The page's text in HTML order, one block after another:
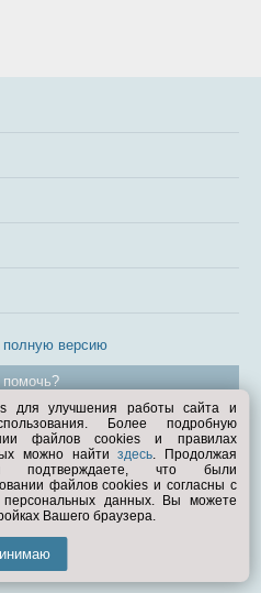
полную версию
1998—2026
для улучшения работы сайта и
Более подробную
файлов cookies и правилах
можно найтиздесь. Продолжая
подтверждаете, что были
файлов cookies и согласны с
данных. Вы можете
Вашего браузера.